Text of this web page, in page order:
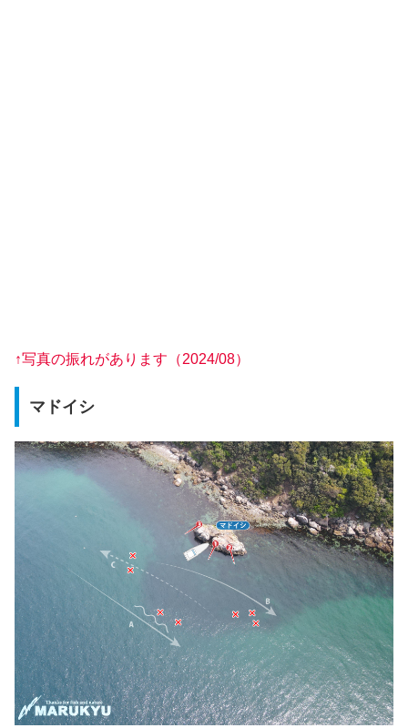
↑写真の振れがあります（2024/08）
マドイシ